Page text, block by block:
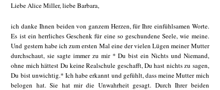
Liebe Alice Miller, liebe Barbara,
ich danke Ihnen beiden von ganzem Herzen, für Ihre einfühlsamen Worte.
Es ist ein herrliches Geschenk für eine so geschundene Seele, wie meine.
Und gestern habe ich zum ersten Mal eine der vielen Lügen meiner Mutter
durchschaut, sie sagte immer zu mir * Du bist ein Nichts und Niemand,
ohne mich hättest Du keine Realschule geschafft, Du hast nichts zu sagen,
Du bist unwichtig.* Ich habe erkannt und gefühlt, dass meine Mutter mich
belogen hat. Sie hat mir die Unwahrheit gesagt. Durch Ihrer beiden